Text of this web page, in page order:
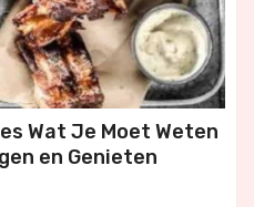
Wat Je Moet Weten
en Genieten